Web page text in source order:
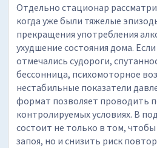
Отдельно стационар
когда уже были тяжелые
прекращения употребления
ухудшение состояния дома.
отмечались судороги,
бессонница, психомоторное
нестабильные показатели
формат позволяет проводить
контролируемых условиях. В
состоит не только в том,
запоя, но и снизить риск